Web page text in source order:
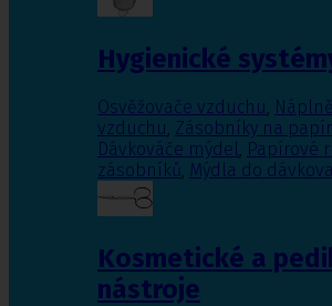
Hygienické
Osvěžovače vzduchu,
vzduchu, Zásobníky na
Dávkováče mýdel, Papírové
zásobníků, Mýdla do
Kosmetické a
nástroje